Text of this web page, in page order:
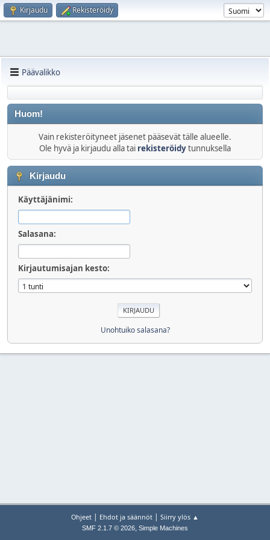
Kirjaudu Rekisteröidy
Päävalikko
Huom!
Vain rekisteröityneet jäsenet pääsevät tälle alueelle.
Ole hyvä ja kirjaudu alla tai rekisteröidytunnuksella
Kirjaudu
Käyttäjänimi:
Salasana:
Kirjautumisajan kesto:
Unohtuiko salasana?
Ohjeet | Ehdot ja säännöt | Siirry ylös ▲
SMF 2.1.7 © 2026, Simple Machines